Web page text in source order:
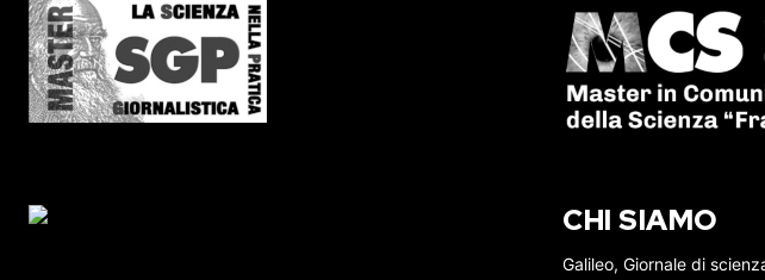
CHI SIAMO
Galileo, Giornale di